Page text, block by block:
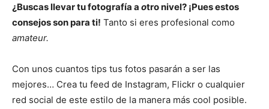
¿Buscas llevar tu fotografía a otro nivel? ¡Pues estos
consejos son para ti! Tanto si eres profesional como
amateur.
Con unos cuantos tips tus fotos pasarán a ser las
mejores… Crea tu feed de Instagram, Flickr o cualquier
red social de este estilo de la manera más cool posible.